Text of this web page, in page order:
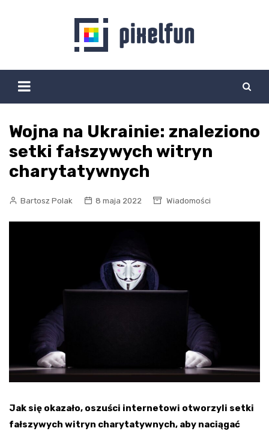
Wojna na Ukrainie: znaleziono
setki fałszywych witryn
charytatywnych
Bartosz Polak 8 maja 2022 Wiadomości
Jak się okazało, oszuści internetowi otworzyli setki
fałszywych witryn charytatywnych, aby naciągać